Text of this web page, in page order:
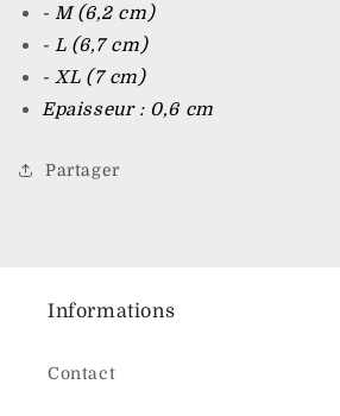
- M (6,2 cm)
- L (6,7 cm)
- XL (7 cm)
Epaisseur : 0,6 cm
Partager
Informations
Contact